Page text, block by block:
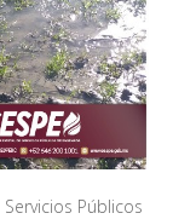
Públicos